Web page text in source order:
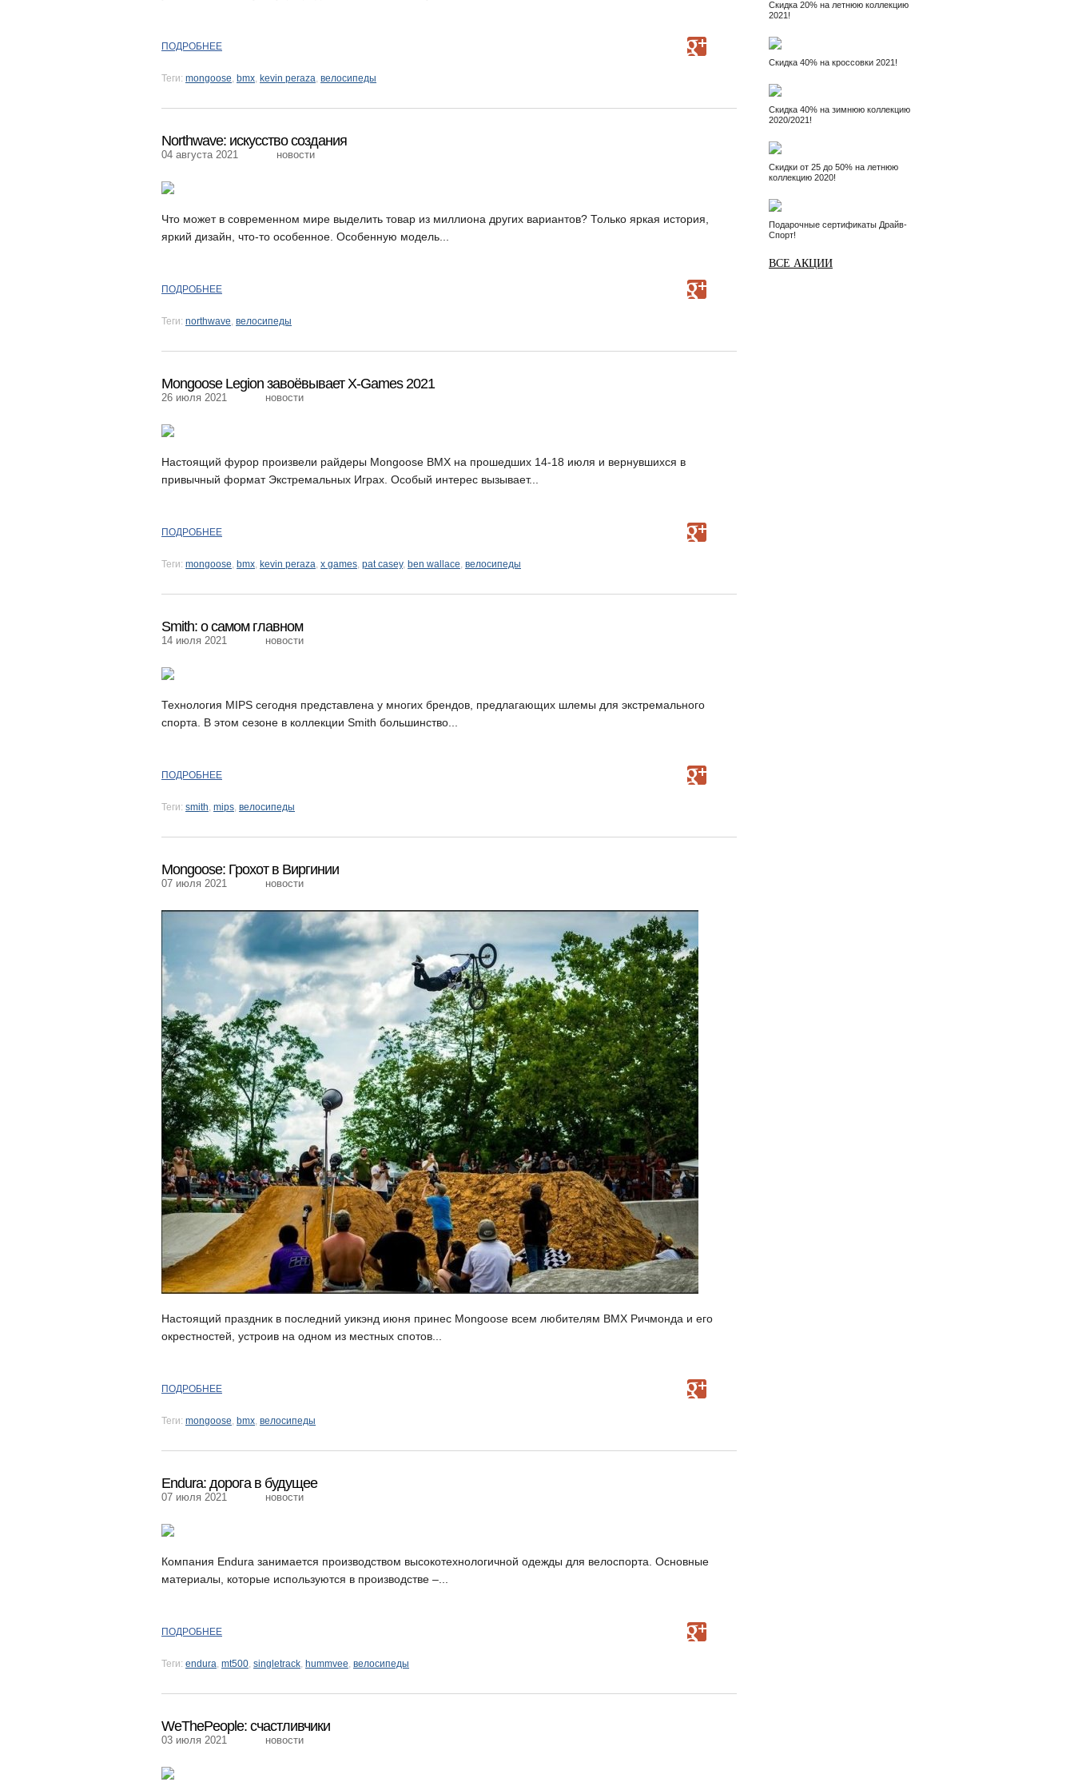
ПОДРОБНЕЕ
Теги: mongoose, bmx, kevin peraza, велосипеды
Northwave: искусство создания
04 августа 2021 новости
Что может в современном мире выделить товар из миллиона других вариантов? Только яркая история,
яркий дизайн, что-то особенное. Особенную модель...
ПОДРОБНЕЕ
Теги: northwave, велосипеды
Mongoose Legion завоёвывает X-Games 2021
26 июля 2021 новости
Настоящий фурор произвели райдеры Mongoose BMX на прошедших 14-18 июля и вернувшихся в
привычный формат Экстремальных Играх. Особый интерес вызывает...
ПОДРОБНЕЕ
Теги: mongoose, bmx, kevin peraza, x games, pat casey, ben wallace, велосипеды
Smith: о самом главном
14 июля 2021 новости
Технология MIPS сегодня представлена у многих брендов, предлагающих шлемы для экстремального
спорта. В этом сезоне в коллекции Smith большинство...
ПОДРОБНЕЕ
Теги: smith, mips, велосипеды
Mongoose: Грохот в Виргинии
07 июля 2021 новости
Настоящий праздник в последний уикэнд июня принес Mongoose всем любителям BMX Ричмонда и его
окрестностей, устроив на одном из местных спотов...
ПОДРОБНЕЕ
Теги: mongoose, bmx, велосипеды
Endura: дорога в будущее
07 июля 2021 новости
Компания Endura занимается производством высокотехнологичной одежды для велоспорта. Основные
материалы, которые используются в производстве –...
ПОДРОБНЕЕ
Теги: endura, mt500, singletrack, hummvee, велосипеды
WeThePeople: счастливчики
03 июля 2021 новости
Скидка 20% на летнюю коллекцию
2021!
Скидка 40% на кроссовки 2021!
Скидка 40% на зимнюю коллекцию
2020/2021!
Скидки от 25 до 50% на летнюю
коллекцию 2020!
Подарочные сертификаты Драйв-
Спорт!
ВСЕ АКЦИИ